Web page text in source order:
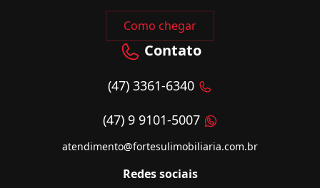
Como chegar
Contato
(47) 3361-6340
(47) 9 9101-5007
atendimento@fortesulimobiliaria.com.br
Redes sociais